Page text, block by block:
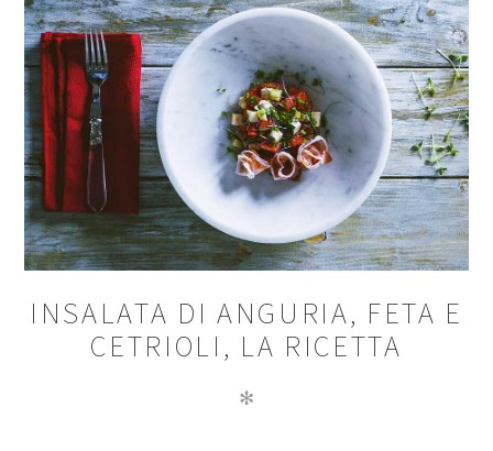
INSALATA DI ANGURIA, FETA E
CETRIOLI, LA RICETTA
✻